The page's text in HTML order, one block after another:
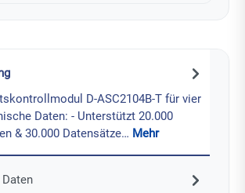
D-ASC2104B-T für vier
Daten: - Unterstützt 20.000
& 30.000 Datensätze… Mehr